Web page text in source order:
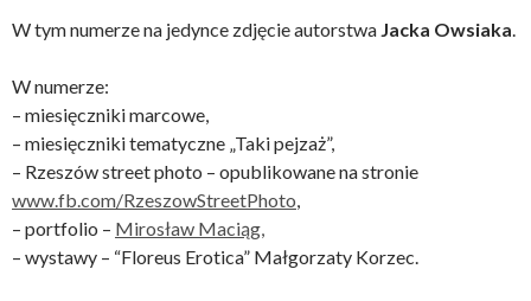
W tym numerze na jedynce zdjęcie autorstwa Jacka Owsiaka.
W numerze:
– miesięczniki marcowe,
– miesięczniki tematyczne „Taki pejzaż”,
– Rzeszów street photo – opublikowane na stronie
www.fb.com/RzeszowStreetPhoto,
– portfolio – Mirosław Maciąg,
– wystawy – “Floreus Erotica” Małgorzaty Korzec.